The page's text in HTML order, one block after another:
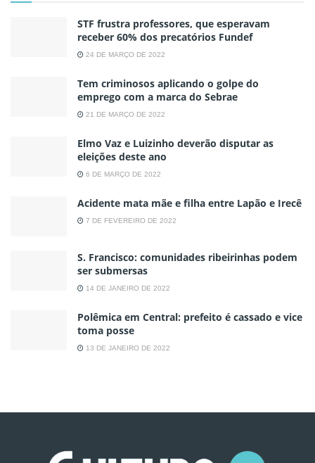
STF frustra professores, que esperavam
receber 60% dos precatórios Fundef
24 DE MARÇO DE 2022
Tem criminosos aplicando o golpe do
emprego com a marca do Sebrae
21 DE MARÇO DE 2022
Elmo Vaz e Luizinho deverão disputar as
eleições deste ano
6 DE MARÇO DE 2022
Acidente mata mãe e filha entre Lapão e Irecê
7 DE FEVEREIRO DE 2022
S. Francisco: comunidades ribeirinhas podem
ser submersas
14 DE JANEIRO DE 2022
Polêmica em Central: prefeito é cassado e vice
toma posse
13 DE JANEIRO DE 2022